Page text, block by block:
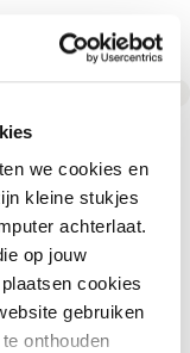
we cookies en
kleine stukjes
achterlaat.
op jouw
cookies
gebruiken
onthouden